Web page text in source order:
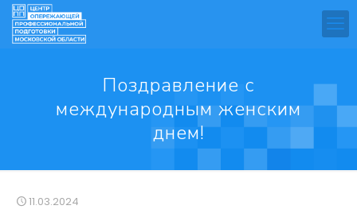
Поздравление с
международным женским
днем!
11.03.2024